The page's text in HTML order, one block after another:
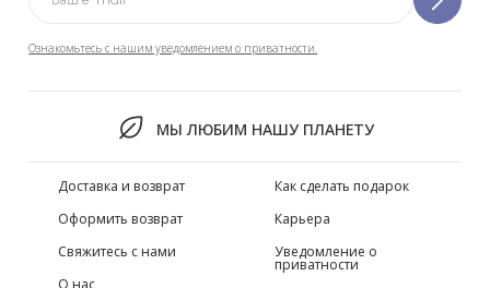
Ознакомьтесь с нашим уведомлением о приватности.
МЫ ЛЮБИМ НАШУ ПЛАНЕТУ
Доставка и возврат
Оформить возврат
Свяжитесь с нами
О нас
Как сделать подарок
Карьера
Уведомление о
приватности